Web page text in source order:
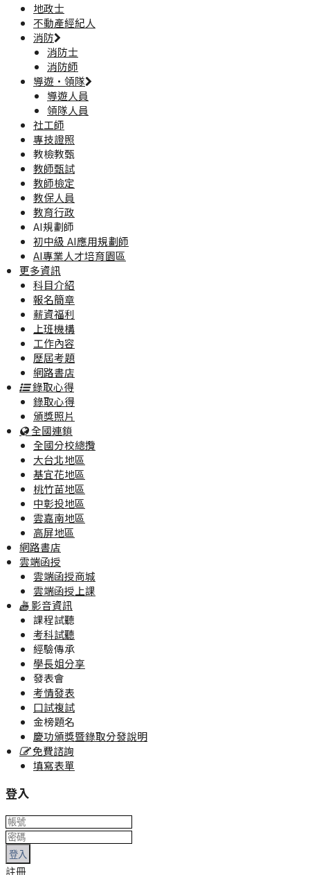
地政士
不動產經紀人
消防
消防士
消防師
導遊·領隊
導遊人員
領隊人員
社工師
專技證照
教檢教甄
教師甄試
教師檢定
教保人員
教育行政
AI規劃師
初中級 AI應用規劃師
AI專業人才培育園區
更多資訊
科目介紹
報名簡章
薪資福利
上班機構
工作內容
歷屆考題
網路書店
錄取心得
錄取心得
頒獎照片
全國連鎖
全國分校總攬
大台北地區
基宜花地區
桃竹苗地區
中彰投地區
雲嘉南地區
高屏地區
網路書店
雲端函授
雲端函授商城
雲端函授上課
影音資訊
課程試聽
考科試聽
經驗傳承
學長姐分享
發表會
考情發表
口試複試
金榜題名
慶功頒獎暨錄取分發說明
免費諮詢
填寫表單
登入
登入
註冊